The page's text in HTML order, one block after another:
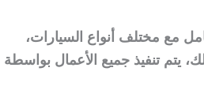
مع مختلف أنواع السيارات،
يتم تنفيذ جميع الأعمال بواسطة